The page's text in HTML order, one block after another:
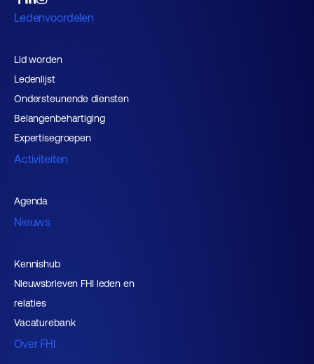
Ledenvoordelen
Lid worden
Ledenlijst
Ondersteunende diensten
Belangenbehartiging
Expertisegroepen
Activiteiten
Agenda
Nieuws
Kennishub
Nieuwsbrieven FHI leden en
relaties
Vacaturebank
Over FHI